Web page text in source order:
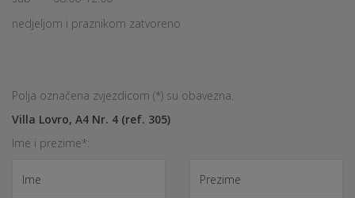
nedjeljom i praznikom zatvoreno
Polja označena zvjezdicom (*) su obavezna.
Villa Lovro, A4 Nr. 4 (ref. 305)
Ime i prezime*: